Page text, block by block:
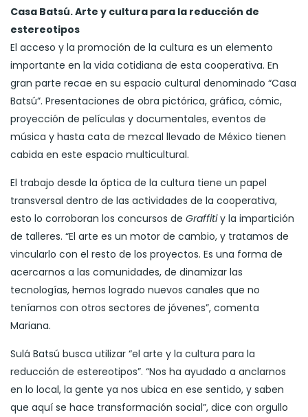
Casa Batsú. Arte y cultura para la reducción de
estereotipos
El acceso y la promoción de la cultura es un elemento
importante en la vida cotidiana de esta cooperativa. En
gran parte recae en su espacio cultural denominado “Casa
Batsú”. Presentaciones de obra pictórica, gráfica, cómic,
proyección de películas y documentales, eventos de
música y hasta cata de mezcal llevado de México tienen
cabida en este espacio multicultural.
El trabajo desde la óptica de la cultura tiene un papel
transversal dentro de las actividades de la cooperativa,
esto lo corroboran los concursos de Graffitiy la impartición
de talleres. “El arte es un motor de cambio, y tratamos de
vincularlo con el resto de los proyectos. Es una forma de
acercarnos a las comunidades, de dinamizar las
tecnologías, hemos logrado nuevos canales que no
teníamos con otros sectores de jóvenes”, comenta
Mariana.
Sulá Batsú busca utilizar “el arte y la cultura para la
reducción de estereotipos”. “Nos ha ayudado a anclarnos
en lo local, la gente ya nos ubica en ese sentido, y saben
que aquí se hace transformación social”, dice con orgullo